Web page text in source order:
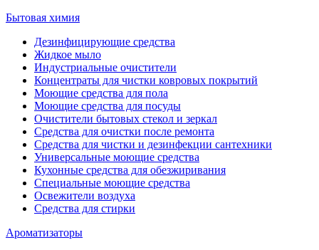
Бытовая химия
Дезинфицирующие средства
Жидкое мыло
Индустриальные очистители
Концентраты для чистки ковровых покрытий
Моющие средства для пола
Моющие средства для посуды
Очистители бытовых стекол и зеркал
Средства для очистки после ремонта
Средства для чистки и дезинфекции сантехники
Универсальные моющие средства
Кухонные средства для обезжиривания
Специальные моющие средства
Освежители воздуха
Средства для стирки
Ароматизаторы